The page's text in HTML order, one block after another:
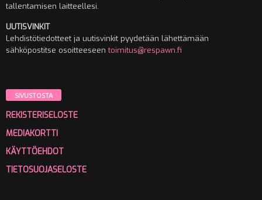
tallentamisen laitteellesi.
UUTISVINKIT
Lehdistötiedotteet ja uutisvinkit pyydetään lähettämään
sähköpostitse osoitteeseentoimitus@respawn.fi
SIVUSTOSTA
REKISTERISELOSTE
MEDIAKORTTI
KÄYTTÖEHDOT
TIETOSUOJASELOSTE